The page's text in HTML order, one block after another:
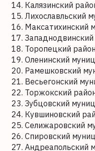
Калязинский
Лихославльский
Максатихинский
Торопецкий
Оленинский
Рамешковский
Весьегонский
Торжокский
Зубцовский
Кувшиновский
Селижаровский
Спировский
Андреапольский